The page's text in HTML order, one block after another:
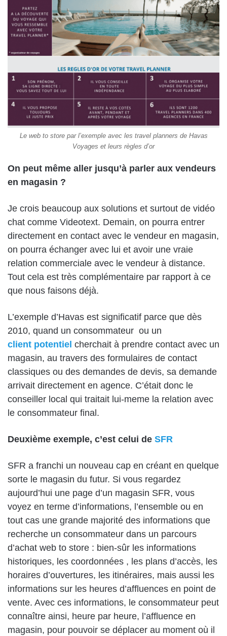
Le web to store par l’exemple avec les travel planners de Havas
Voyages et leurs règles d’or
On peut même aller jusqu’à parler aux vendeurs
en magasin ?
Je crois beaucoup aux solutions et surtout de vidéo
chat comme Videotext. Demain, on pourra entrer
directement en contact avec le vendeur en magasin,
on pourra échanger avec lui et avoir une vraie
relation commerciale avec le vendeur à distance.
Tout cela est très complémentaire par rapport à ce
que nous faisons déjà.
L’exemple d’Havas est significatif parce que dès
2010, quand un consommateur ou un
client potentiel cherchait à prendre contact avec un
magasin, au travers des formulaires de contact
classiques ou des demandes de devis, sa demande
arrivait directement en agence. C’était donc le
conseiller local qui traitait lui-meme la relation avec
le consommateur final.
Deuxième exemple, c’est celui de SFR
SFR a franchi un nouveau cap en créant en quelque
sorte le magasin du futur. Si vous regardez
aujourd’hui une page d’un magasin SFR, vous
voyez en terme d’informations, l’ensemble ou en
tout cas une grande majorité des informations que
recherche un consommateur dans un parcours
d’achat web to store : bien-sûr les informations
historiques, les coordonnées , les plans d’accès, les
horaires d’ouvertures, les itinéraires, mais aussi les
informations sur les heures d’affluences en point de
vente. Avec ces informations, le consommateur peut
connaître ainsi, heure par heure, l’affluence en
magasin, pour pouvoir se déplacer au moment où il